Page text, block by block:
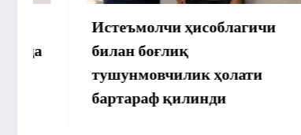
Истеъмолчи ҳисоблагичи
билан боғлиқ
тушунмовчилик ҳолати
бартараф қилинди